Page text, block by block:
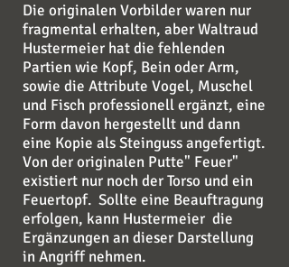
Die originalen Vorbilder waren nur
fragmental erhalten, aber Waltraud
Hustermeier hat die fehlenden
Partien wie Kopf, Bein oder Arm,
sowie die Attribute Vogel, Muschel
und Fisch professionell ergänzt, eine
Form davon hergestellt und dann
eine Kopie als Steinguss angefertigt.
Von der originalen Putte" Feuer"
existiert nur noch der Torso und ein
Feuertopf. Sollte eine Beauftragung
erfolgen, kann Hustermeier die
Ergänzungen an dieser Darstellung
in Angriff nehmen.